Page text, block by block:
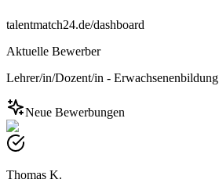
talentmatch24.de/dashboard
Aktuelle Bewerber
Lehrer/in/Dozent/in - Erwachsenenbildung
Neue Bewerbungen
Thomas K.